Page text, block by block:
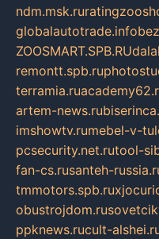
ndm.msk.ru
globalautotrade.info
ZOOSMART.SPB.RU
remontt.spb.ru
terramia.ru
artem-news.ru
imshowtv.rumebel-v-
pcsecurity.net.rutool-
fan-cs.rusanteh-
tmmotors.spb.ru
obustrojdom.ru
ppknews.rucult-